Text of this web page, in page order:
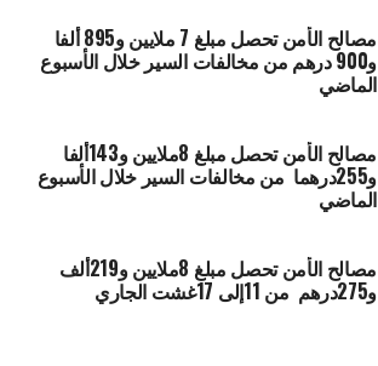
مصالح الأمن تحصل مبلغ 7 ملايين و895 ألفا
و900 درهم من مخالفات السير خلال الأسبوع
الماضي
مصالح الأمن تحصل مبلغ 8ملايين و143ألفا
و255درهما من مخالفات السير خلال الأسبوع
الماضي
مصالح الأمن تحصل مبلغ 8ملايين و219ألف
و275درهم من 11إلى 17غشت الجاري